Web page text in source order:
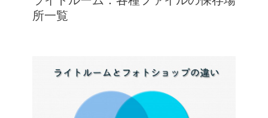
所一覧